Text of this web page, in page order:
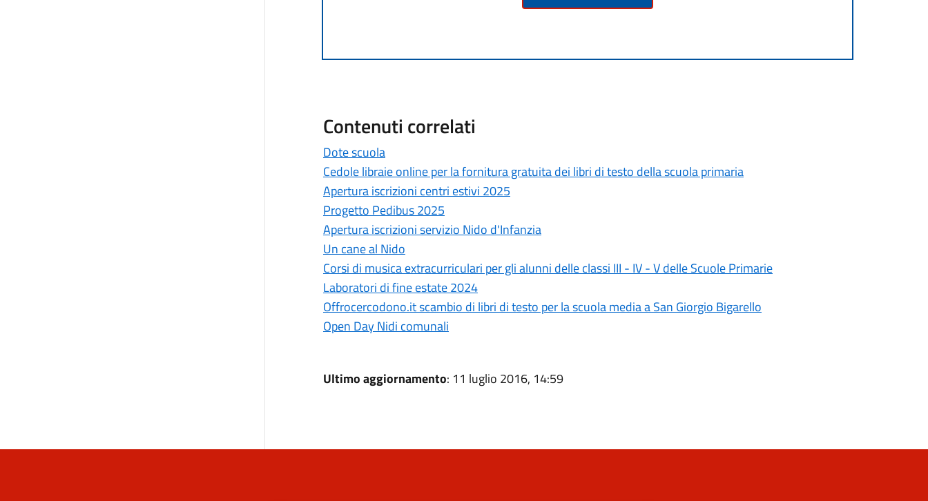
Contenuti correlati
Dote scuola
Cedole libraie online per la fornitura gratuita dei libri di testo della scuola primaria
Apertura iscrizioni centri estivi 2025
Progetto Pedibus 2025
Apertura iscrizioni servizio Nido d'Infanzia
Un cane al Nido
Corsi di musica extracurriculari per gli alunni delle classi III - IV - V delle Scuole Primarie
Laboratori di fine estate 2024
Offrocercodono.it scambio di libri di testo per la scuola media a San Giorgio Bigarello
Open Day Nidi comunali
Ultimo aggiornamento: 11 luglio 2016, 14:59